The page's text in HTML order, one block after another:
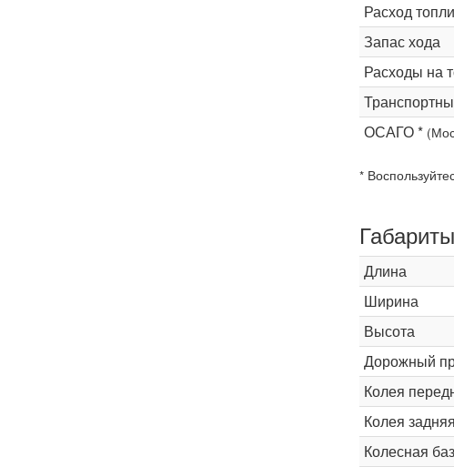
Расход
Запас хода
Расходы на
ОСАГО *
*
Длина
Ширина
Высота
Дорожный
Колея
Колея задняя
Колесная